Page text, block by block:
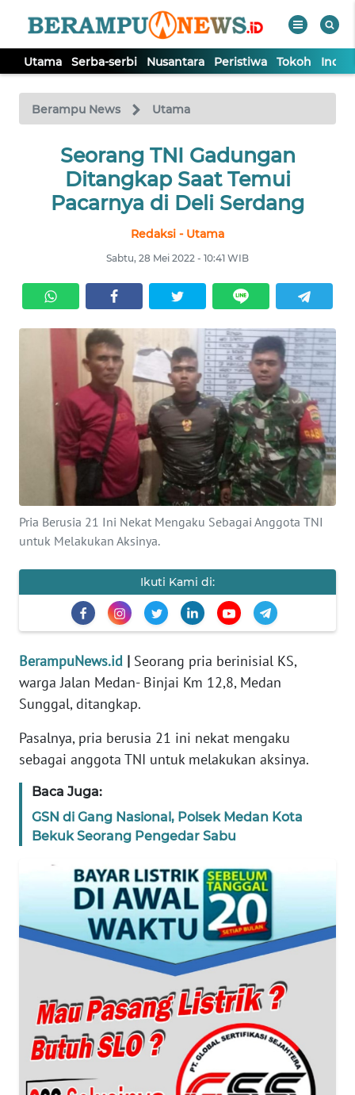
Utama Serba-serbi Nusantara Peristiwa Tokoh
Berampu News Utama
Seorang TNI Gadungan
Ditangkap Saat Temui
Pacarnya di Deli Serdang
Redaksi - Utama
Sabtu, 28 Mei 2022 - 10:41 WIB
Pria Berusia 21 Ini Nekat Mengaku Sebagai Anggota TNI
untuk Melakukan Aksinya.
Ikuti Kami di:
BerampuNews.id | Seorang pria berinisial KS,
warga Jalan Medan- Binjai Km 12,8, Medan
Sunggal, ditangkap.
Pasalnya, pria berusia 21 ini nekat mengaku
sebagai anggota TNI untuk melakukan aksinya.
Baca Juga:
GSN di Gang Nasional, Polsek Medan Kota
Bekuk Seorang Pengedar Sabu
Tutup
SERBA-
SERBI
PERISTIWA
BERITA
KONTAK
INFO
PEDOMAN
SIBER
REDAKSI
DISCLAIMER
WN
SUMUT
JAKARTA
WN
JABAR